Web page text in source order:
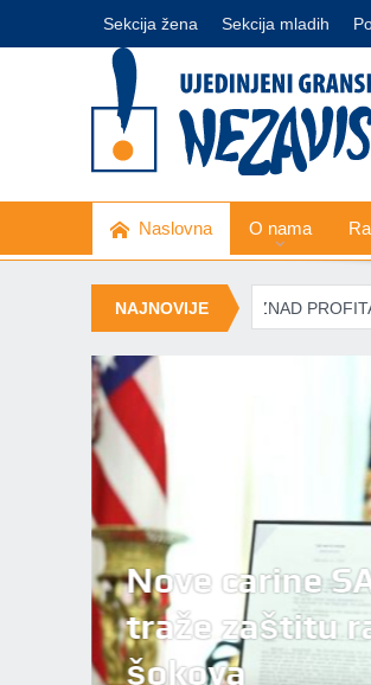
Sekcija žena Sekcija mladih
Naslovna O nama
NAJNOVIJE
– ZDRAVLJE IZNAD PROFITA Nove
Nove carine
traže zaštitu
šokova